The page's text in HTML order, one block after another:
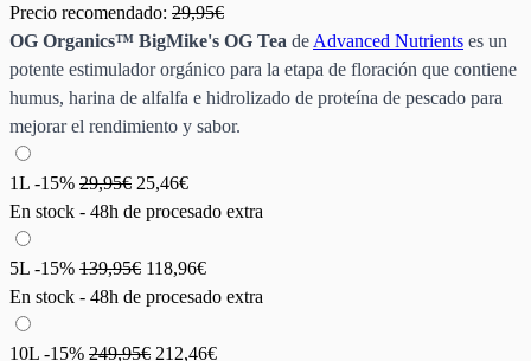
Precio recomendado: 29,95€
OG Organics™ BigMike's OG Tea de Advanced Nutrients es un
potente estimulador orgánico para la etapa de floración que contiene
humus, harina de alfalfa e hidrolizado de proteína de pescado para
mejorar el rendimiento y sabor.
1L -15% 29,95€ 25,46€
En stock - 48h de procesado extra
5L -15% 139,95€ 118,96€
En stock - 48h de procesado extra
10L -15% 249,95€ 212,46€